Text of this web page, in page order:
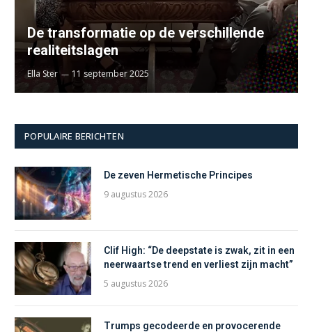
De transformatie op de verschillende
realiteitslagen
Ella Ster 11 september 2025
POPULAIRE BERICHTEN
De zeven Hermetische Principes
9 augustus 2026
Clif High: “De deepstate is zwak, zit in een
neerwaartse trend en verliest zijn macht”
5 augustus 2026
Trumps gecodeerde en provocerende